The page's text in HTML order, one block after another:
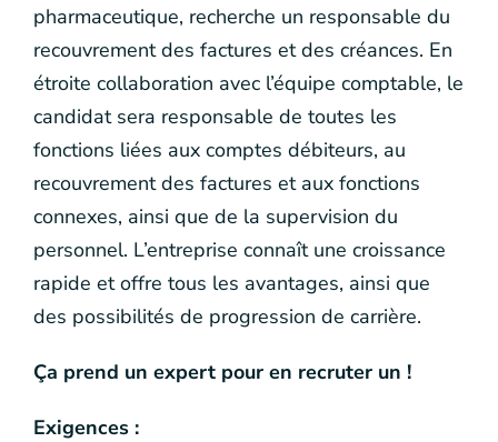
pharmaceutique, recherche un responsable du
recouvrement des factures et des créances. En
étroite collaboration avec l’équipe comptable, le
candidat sera responsable de toutes les
fonctions liées aux comptes débiteurs, au
recouvrement des factures et aux fonctions
connexes, ainsi que de la supervision du
personnel. L’entreprise connaît une croissance
rapide et offre tous les avantages, ainsi que
des possibilités de progression de carrière.
Ça prend un expert pour en recruter un !
Exigences :